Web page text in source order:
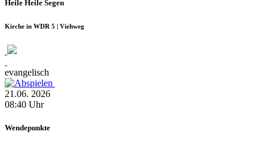
Heile Heile Segen
Kirche in WDR 5 | Viehweg
evangelisch
21.06. 2026
08:40 Uhr
Wendepunkte